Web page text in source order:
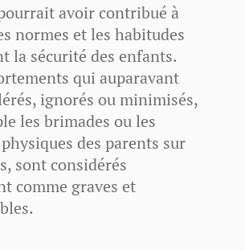
avoir contribué à
normes et les habitudes
la sécurité des enfants.
qui auparavant
ignorés ou minimisés,
les brimades ou les
des parents sur
sont considérés
comme graves et